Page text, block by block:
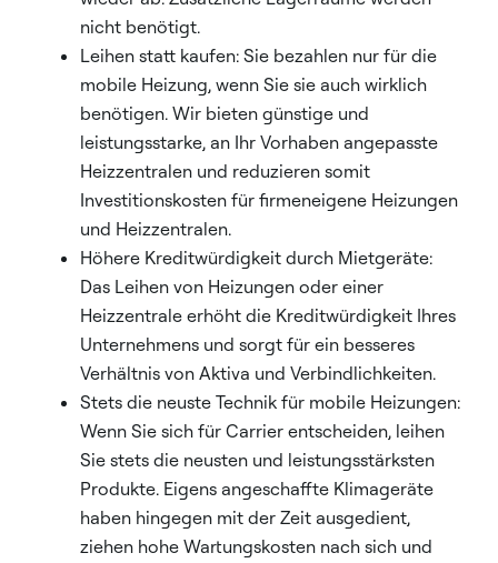
nicht benötigt.
Leihen statt kaufen: Sie bezahlen nur für die
mobile Heizung, wenn Sie sie auch wirklich
benötigen. Wir bieten günstige und
leistungsstarke, an Ihr Vorhaben angepasste
Heizzentralen und reduzieren somit
Investitionskosten für firmeneigene Heizungen
und Heizzentralen.
Höhere Kreditwürdigkeit durch Mietgeräte:
Das Leihen von Heizungen oder einer
Heizzentrale erhöht die Kreditwürdigkeit Ihres
Unternehmens und sorgt für ein besseres
Verhältnis von Aktiva und Verbindlichkeiten.
Stets die neuste Technik für mobile Heizungen:
Wenn Sie sich für Carrier entscheiden, leihen
Sie stets die neusten und leistungsstärksten
Produkte. Eigens angeschaffte Klimageräte
haben hingegen mit der Zeit ausgedient,
ziehen hohe Wartungskosten nach sich und